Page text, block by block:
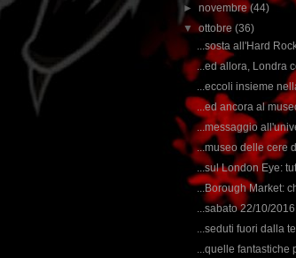
►novembre(44)
▼ottobre(36)
...sosta all'Hard
...ed allora, Londra
...eccoli insieme
...ed ancora al
...messaggio
...museo delle cere
...sul London Eye:
...Borough Market:
...sabato 22/10/
...seduti fuori dalla
...quelle fantastiche